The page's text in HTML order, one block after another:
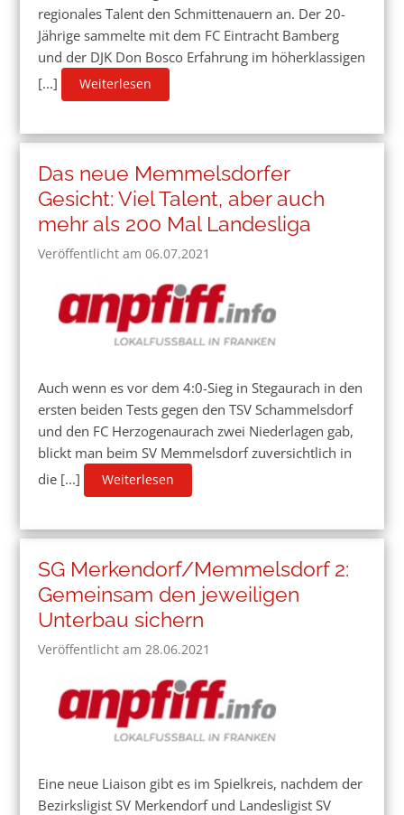
regionales Talent den Schmittenauern an. Der 20-
Jährige sammelte mit dem FC Eintracht Bamberg
und der DJK Don Bosco Erfahrung im höherklassigen
[...]
Weiterlesen
Das neue Memmelsdorfer
Gesicht: Viel Talent, aber auch
mehr als 200 Mal Landesliga
Veröffentlicht am 06.07.2021
Auch wenn es vor dem 4:0-Sieg in Stegaurach in den
ersten beiden Tests gegen den TSV Schammelsdorf
und den FC Herzogenaurach zwei Niederlagen gab,
blickt man beim SV Memmelsdorf zuversichtlich in
die [...]
Weiterlesen
SG Merkendorf/Memmelsdorf 2:
Gemeinsam den jeweiligen
Unterbau sichern
Veröffentlicht am 28.06.2021
Eine neue Liaison gibt es im Spielkreis, nachdem der
Bezirksligist SV Merkendorf und Landesligist SV